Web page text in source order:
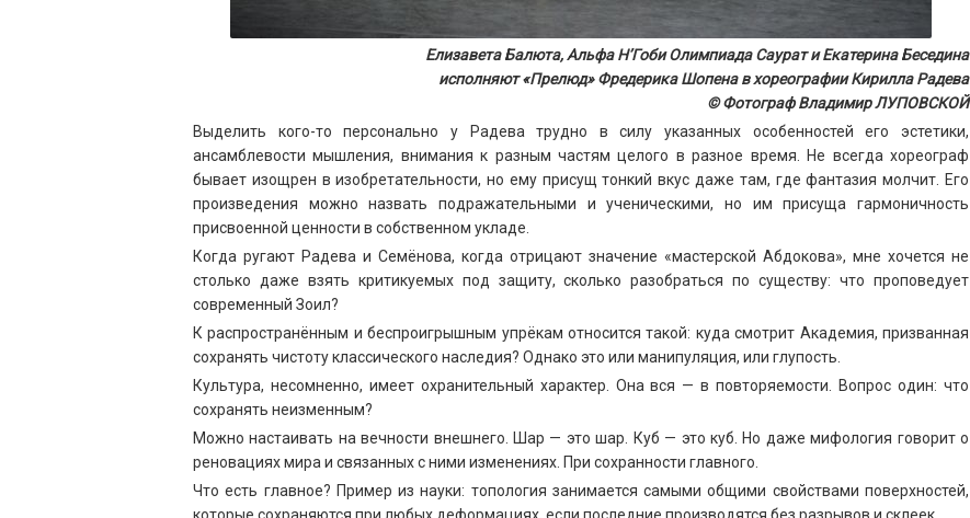
Елизавета Балюта, Альфа Н’Гоби Олимпиада Саурат и Екатерина Беседина
исполняют «Прелюд» Фредерика Шопена в хореографии Кирилла Радева
© Фотограф Владимир ЛУПОВСКОЙ
Выделить кого-то персонально у Радева трудно в силу указанных особенностей его эстетики,
ансамблевости мышления, внимания к разным частям целого в разное время. Не всегда хореограф
бывает изощрен в изобретательности, но ему присущ тонкий вкус даже там, где фантазия молчит. Его
произведения можно назвать подражательными и ученическими, но им присуща гармоничность
присвоенной ценности в собственном укладе.
Когда ругают Радева и Семёнова, когда отрицают значение «мастерской Абдокова», мне хочется не
столько даже взять критикуемых под защиту, сколько разобраться по существу: что проповедует
современный Зоил?
К распространённым и беспроигрышным упрёкам относится такой: куда смотрит Академия, призванная
сохранять чистоту классического наследия? Однако это или манипуляция, или глупость.
Культура, несомненно, имеет охранительный характер. Она вся — в повторяемости. Вопрос один: что
сохранять неизменным?
Можно настаивать на вечности внешнего. Шар — это шар. Куб — это куб. Но даже мифология говорит о
реновациях мира и связанных с ними изменениях. При сохранности главного.
Что есть главное? Пример из науки: топология занимается самыми общими свойствами поверхностей,